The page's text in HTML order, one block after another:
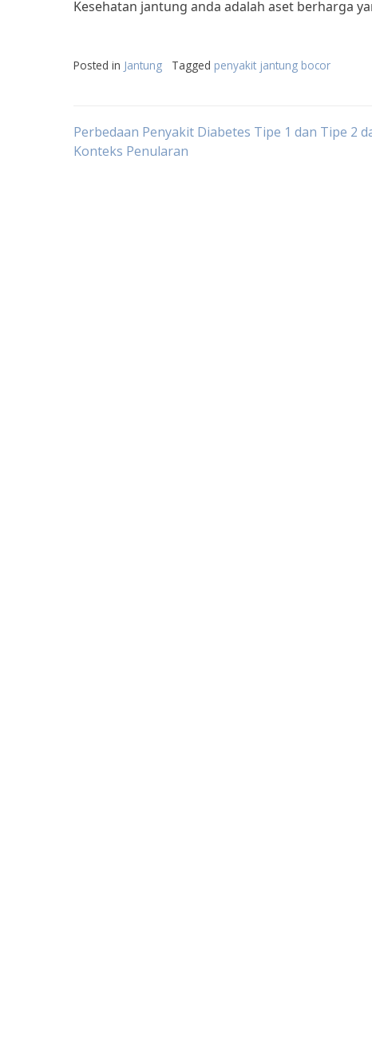
Kesehatan jantung anda adalah aset berharga
Posted in Jantung Tagged penyakit jantung bocor
Post
Perbedaan Penyakit Diabetes Tipe 1 dan Tipe 2
Konteks Penularan